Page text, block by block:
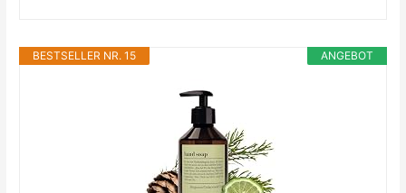
ANGEBOT
BESTSELLER NR. 15